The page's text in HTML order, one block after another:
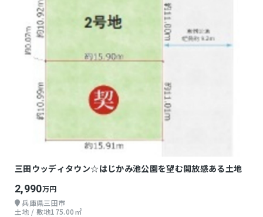
三田ウッディタウン☆はじかみ池公園を望む開放感ある土地
2,990万円
兵庫県三田市
土地 / 敷地175.00㎡